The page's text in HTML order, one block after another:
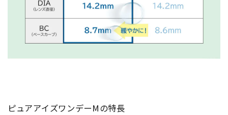
ピュアアイズワンデーMの特長